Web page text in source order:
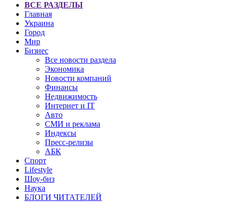
ВСЕ РАЗДЕЛЫ
Главная
Украина
Город
Мир
Бизнес
Все новости раздела
Экономика
Новости компаний
Финансы
Недвижимость
Интернет и IT
Авто
СМИ и реклама
Индексы
Пресс-релизы
АБК
Спорт
Lifestyle
Шоу-биз
Наука
БЛОГИ ЧИТАТЕЛЕЙ